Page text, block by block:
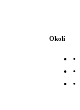
Okolí
•
•
•